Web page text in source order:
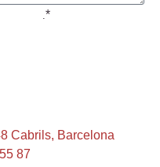
*
Cabrils, Barcelona
87